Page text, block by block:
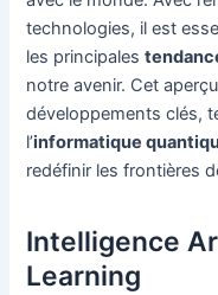
technologies, il est
les principales
notre avenir. Cet
développements clés,
l’informatique
redéfinir les frontières
Intelligence
Learning